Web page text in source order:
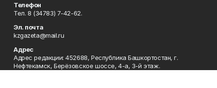
Телефон
Тел. 8 (34783) 7-42-62.
Эл. почта
kzgazeta@mail.ru
Адрес
Адрес редакции: 452688, Республика Башкортостан, г.
Нефтекамск, Берёзовское шоссе, 4-а, 3-й этаж.